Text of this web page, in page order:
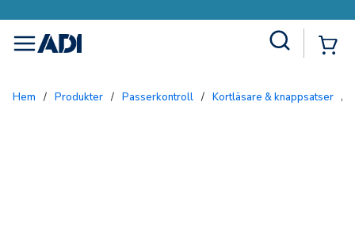
menu
Hem / Produkter / Passerkontroll / Kortläsare & knappsatser /